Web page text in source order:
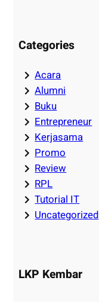
Categories
Acara
Alumni
Buku
Entrepreneur
Kerjasama
Promo
Review
RPL
Tutorial IT
Uncategorized
LKP Kembar